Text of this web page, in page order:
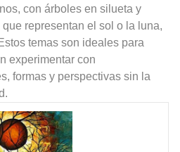
con árboles en silueta y
representan el sol o la luna,
temas son ideales para
experimentar con
formas y perspectivas sin la